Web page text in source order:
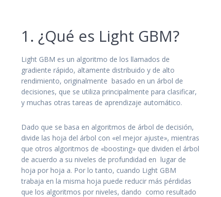
1. ¿Qué es Light GBM?
Light GBM es un algoritmo de los llamados de
gradiente rápido, altamente distribuido y de alto
rendimiento, originalmente basado en un árbol de
decisiones, que se utiliza principalmente para clasificar,
y muchas otras tareas de aprendizaje automático.
Dado que se basa en algoritmos de árbol de decisión,
divide las hoja del árbol con «el mejor ajuste», mientras
que otros algoritmos de «boosting» que dividen el árbol
de acuerdo a su niveles de profundidad en lugar de
hoja por hoja a. Por lo tanto, cuando Light GBM
trabaja en la misma hoja puede reducir más pérdidas
que los algoritmos por niveles, dando como resultado